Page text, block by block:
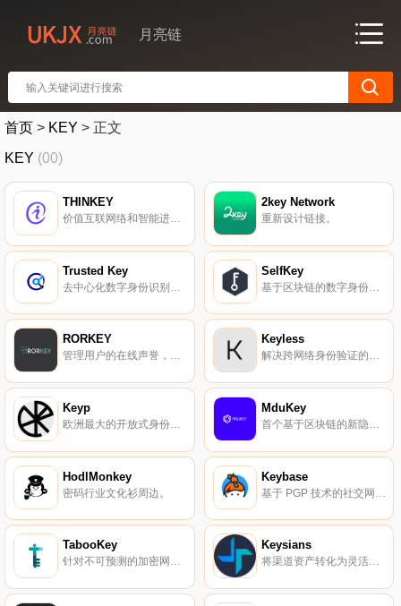
月亮链
首页 > KEY > 正文
KEY (00)
THINKEY
价值互联网络和智能进化生态系统。
2key Network
重新设计链接。
Trusted Key SelfKey
RORKEY
管理用户的在线声誉，保护其数字身份。
Keyless
解决跨网络身份验证的复杂性。
Keyp
欧洲最大的开放式身份提供商生态系统。
MduKey
首个基于区块链的新隐私经济应用。
HodlMonkey
密码行业文化衫周边。
Keybase
TabooKey
针对不可预测的加密网络保险。
Keysians
将渠道资产转化为灵活且可交易的金融产品。